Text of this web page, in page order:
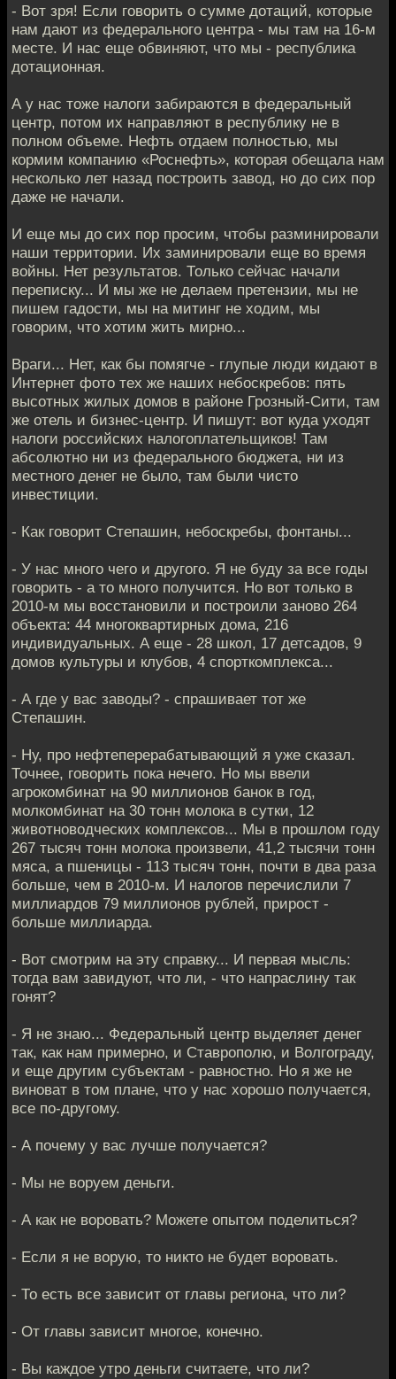
- Вот зря! Если говорить о сумме дотаций, которые
нам дают из федерального центра - мы там на 16-м
месте. И нас еще обвиняют, что мы - республика
дотационная.
А у нас тоже налоги забираются в федеральный
центр, потом их направляют в республику не в
полном объеме. Нефть отдаем полностью, мы
кормим компанию «Роснефть», которая обещала нам
несколько лет назад построить завод, но до сих пор
даже не начали.
И еще мы до сих пор просим, чтобы разминировали
наши территории. Их заминировали еще во время
войны. Нет результатов. Только сейчас начали
переписку... И мы же не делаем претензии, мы не
пишем гадости, мы на митинг не ходим, мы
говорим, что хотим жить мирно...
Враги... Нет, как бы помягче - глупые люди кидают в
Интернет фото тех же наших небоскребов: пять
высотных жилых домов в районе Грозный-Сити, там
же отель и бизнес-центр. И пишут: вот куда уходят
налоги российских налогоплательщиков! Там
абсолютно ни из федерального бюджета, ни из
местного денег не было, там были чисто
инвестиции.
- Как говорит Степашин, небоскребы, фонтаны...
- У нас много чего и другого. Я не буду за все годы
говорить - а то много получится. Но вот только в
2010-м мы восстановили и построили заново 264
объекта: 44 многоквартирных дома, 216
индивидуальных. А еще - 28 школ, 17 детсадов, 9
домов культуры и клубов, 4 спорткомплекса...
- А где у вас заводы? - спрашивает тот же
Степашин.
- Ну, про нефтеперерабатывающий я уже сказал.
Точнее, говорить пока нечего. Но мы ввели
агрокомбинат на 90 миллионов банок в год,
молкомбинат на 30 тонн молока в сутки, 12
животноводческих комплексов... Мы в прошлом году
267 тысяч тонн молока произвели, 41,2 тысячи тонн
мяса, а пшеницы - 113 тысяч тонн, почти в два раза
больше, чем в 2010-м. И налогов перечислили 7
миллиардов 79 миллионов рублей, прирост -
больше миллиарда.
- Вот смотрим на эту справку... И первая мысль:
тогда вам завидуют, что ли, - что напраслину так
гонят?
- Я не знаю... Федеральный центр выделяет денег
так, как нам примерно, и Ставрополю, и Волгограду,
и еще другим субъектам - равностно. Но я же не
виноват в том плане, что у нас хорошо получается,
все по-другому.
- А почему у вас лучше получается?
- Мы не воруем деньги.
- А как не воровать? Можете опытом поделиться?
- Если я не ворую, то никто не будет воровать.
- То есть все зависит от главы региона, что ли?
- От главы зависит многое, конечно.
- Вы каждое утро деньги считаете, что ли?